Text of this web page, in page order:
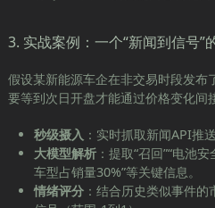
3. 实战案例：一个“新闻到信号”
假设某新能源车企在非交易时段发布
要等到次日开盘才能通过价格变化间
秒级摄入 ：实时抓取新闻API推送
大模型解析：提取“召回”“电池安
车型占销量30%”等关键信息。
情绪评分：结合历史类似事件的